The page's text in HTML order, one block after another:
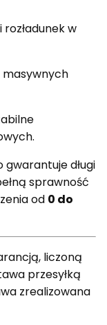
rozładunek w
masywnych
długi
sprawność
od 0 do
liczoną
przesyłką
zrealizowana